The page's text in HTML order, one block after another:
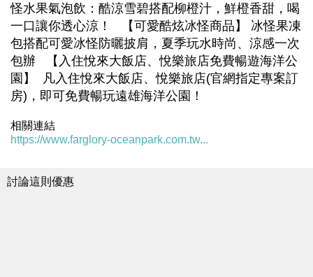
怪水果氣泡飲：酷涼雪碧搭配柳橙汁，鮮橙香甜，喝
一口讓你透心涼！ 【可愛酷炫冰怪商品】 冰怪果凍
包搭配可愛冰怪防曬披肩，夏季玩水時尚、涼感一次
包辦 【入住悅來大飯店、悅樂旅店免費暢遊海洋公
園】 凡入住悅來大飯店、悅樂旅店(官網指定專案訂
房)，即可免費暢玩遠雄海洋公園！
相關連結
https://www.farglory-oceanpark.com.tw...
討論這則優惠